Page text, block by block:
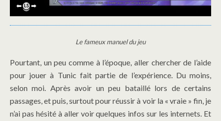
Le fameux manuel du jeu
Pourtant, un peu comme à l’époque, aller chercher de l’aide
pour jouer à Tunic fait partie de l’expérience. Du moins,
selon moi. Après avoir un peu bataillé lors de certains
passages, et puis, surtout pour réussir à voir la « vraie » fin, je
n’ai pas hésité à aller voir quelques infos sur les internets. Et